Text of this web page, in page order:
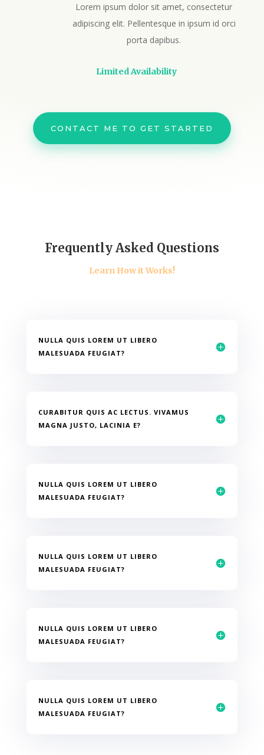
Lorem ipsum dolor sit amet, consectetur
adipiscing elit. Pellentesque in ipsum id orci
porta dapibus.
Limited Availability
CONTACT ME TO GET STARTED
Frequently Asked Questions
Learn How it Works!
NULLA QUIS LOREM UT LIBERO
MALESUADA FEUGIAT?
CURABITUR QUIS AC LECTUS. VIVAMUS
MAGNA JUSTO, LACINIA E?
NULLA QUIS LOREM UT LIBERO
MALESUADA FEUGIAT?
NULLA QUIS LOREM UT LIBERO
MALESUADA FEUGIAT?
NULLA QUIS LOREM UT LIBERO
MALESUADA FEUGIAT?
NULLA QUIS LOREM UT LIBERO
MALESUADA FEUGIAT?